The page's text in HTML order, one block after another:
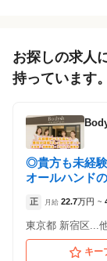
ミモザ新宿
（東京都新宿区:東
分 ）
お探しの求人
持っています。
◎貴方も未経
オールハンド
正 月給 22.7万円 ~
東京都 新宿区...
キー